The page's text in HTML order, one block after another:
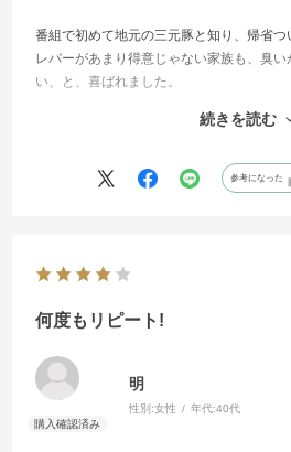
番組で初めて地元の三元豚と知り、帰省つ
レバーがあまり得意じゃない家族も、臭
い、と、喜ばれました。
は丁度いいのかなと思います。続きを読む
参考になった
何度もリピート!
明
性別:女性 年代:40代